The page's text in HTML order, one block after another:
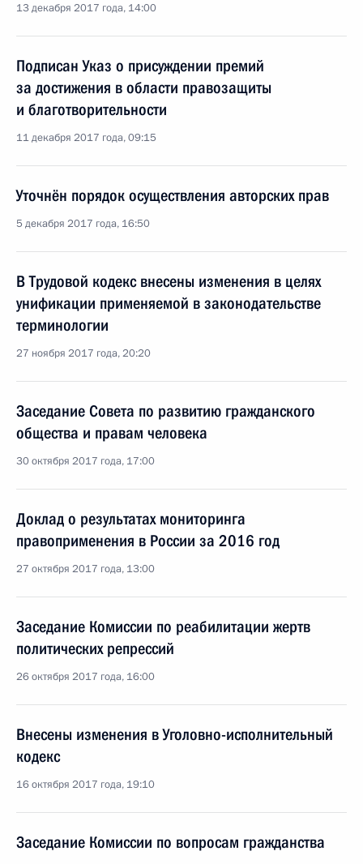
13 декабря 2017 года, 14:00
Подписан Указ о присуждении премий
за достижения в области правозащиты
и благотворительности
11 декабря 2017 года, 09:15
Уточнён порядок осуществления авторских прав
5 декабря 2017 года, 16:50
В Трудовой кодекс внесены изменения в целях
унификации применяемой в законодательстве
терминологии
27 ноября 2017 года, 20:20
Заседание Совета по развитию гражданского
общества и правам человека
30 октября 2017 года, 17:00
Доклад о результатах мониторинга
правоприменения в России за 2016 год
27 октября 2017 года, 13:00
Заседание Комиссии по реабилитации жертв
политических репрессий
26 октября 2017 года, 16:00
Внесены изменения в Уголовно-исполнительный
кодекс
16 октября 2017 года, 19:10
Заседание Комиссии по вопросам гражданства